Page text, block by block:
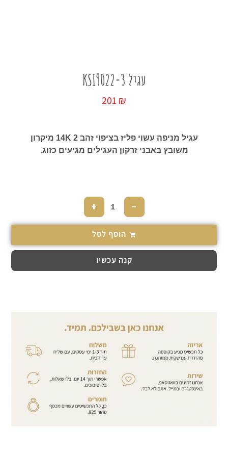
עגיל KSI9022-3
201 ₪
עגיל מניפה עשוי פליז בציפוי זהב 14K 2 מיקרון
משובץ באבני זרקון העגילים מגיעים כזוג.
−
+
הוסף לסל
קנה עכשיו